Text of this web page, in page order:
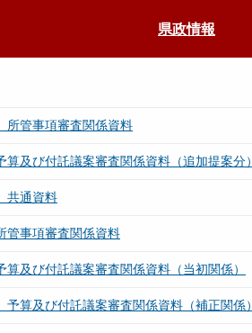
県政情報
管事項審査関係資料
び付託議案審査関係資料（追加提案分）
共通資料
事項審査関係資料
及び付託議案審査関係資料（当初関係）
及び付託議案審査関係資料（補正関係）